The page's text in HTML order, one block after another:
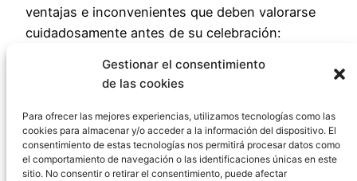
Gestionar el consentimiento
de las cookies
Para ofrecer las mejores experiencias, utilizamos tecnologías como las
cookies para almacenar y/o acceder a la información del dispositivo. El
consentimiento de estas tecnologías nos permitirá procesar datos como
el comportamiento de navegación o las identificaciones únicas en este
sitio. No consentir o retirar el consentimiento, puede afectar
ventajas e inconvenientes que deben valorarse
cuidadosamente antes de su celebración:
Ventajas para el
alimentista